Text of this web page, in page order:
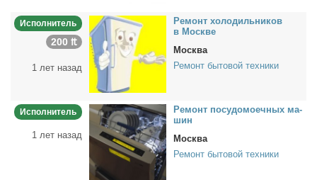
Исполнитель
200 ₶
1 лет назад
Ре­монт хо­ло­диль­ни­ков
в Москве
Москва
Ремонт бытовой техники
Исполнитель
1 лет назад
Ре­монт по­су­до­мо­еч­ных ма­
шин
Москва
Ремонт бытовой техники